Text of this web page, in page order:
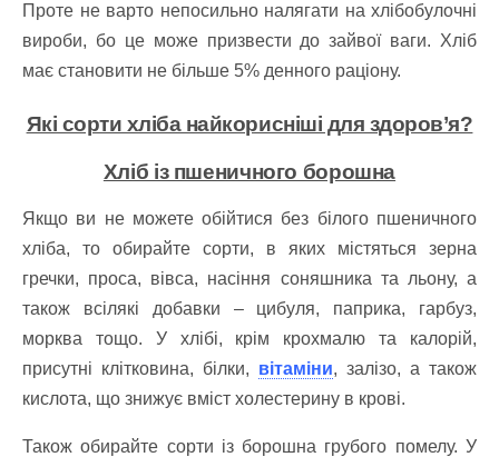
Проте не варто непосильно налягати на хлібобулочні
вироби, бо це може призвести до зайвої ваги. Хліб
має становити не більше 5% денного раціону.
Які сорти хліба найкорисніші для здоров’я?
Хліб із пшеничного борошна
Якщо ви не можете обійтися без білого пшеничного
хліба, то обирайте сорти, в яких містяться зерна
гречки, проса, вівса, насіння соняшника та льону, а
також всілякі добавки – цибуля, паприка, гарбуз,
морква тощо. У хлібі, крім крохмалю та калорій,
присутні клітковина, білки, вітаміни, залізо, а також
кислота, що знижує вміст холестерину в крові.
Також обирайте сорти із борошна грубого помелу. У